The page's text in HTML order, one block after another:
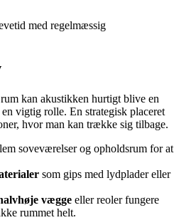
med regelmæssig
kan akustikken hurtigt blive en
vigtig rolle. En strategisk placeret
hvor man kan trække sig tilbage.
soveværelser og opholdsrum for at
som gips med lydplader eller
vægge eller reoler fungere
rummet helt.